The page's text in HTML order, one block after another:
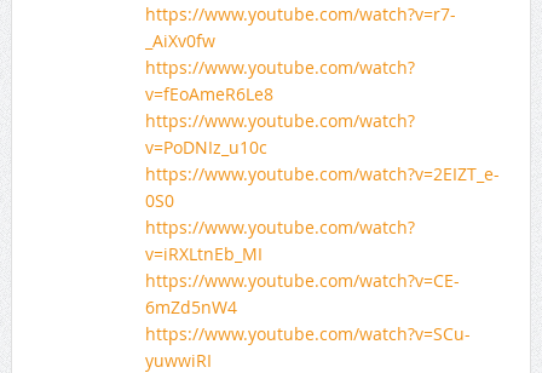
https://www.youtube.com/watch?v=r7-
_AiXv0fw
https://www.youtube.com/watch?
v=fEoAmeR6Le8
https://www.youtube.com/watch?
v=PoDNIz_u10c
https://www.youtube.com/watch?v=2EIZT_e-
0S0
https://www.youtube.com/watch?
v=iRXLtnEb_MI
https://www.youtube.com/watch?v=CE-
6mZd5nW4
https://www.youtube.com/watch?v=SCu-
yuwwiRI